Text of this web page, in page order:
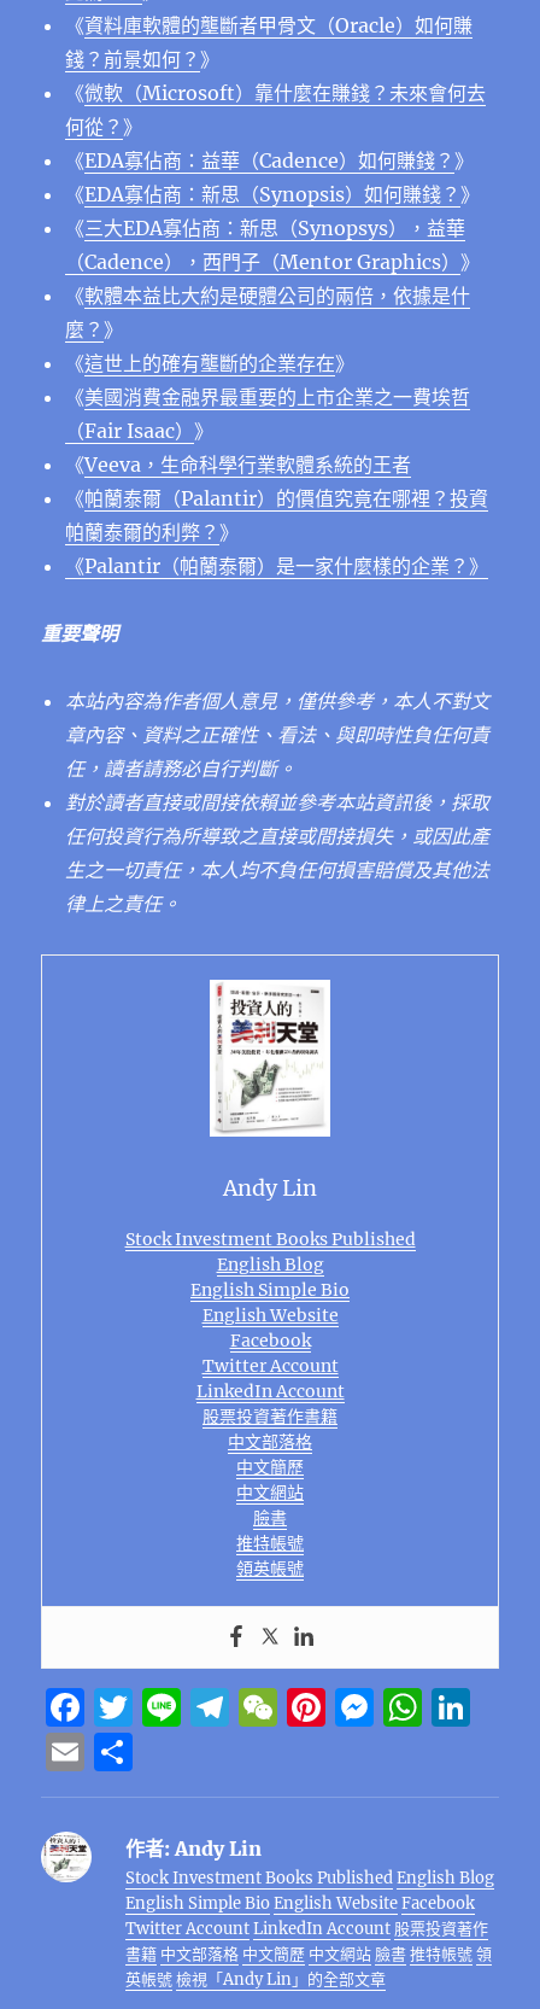
《資料庫軟體的壟斷者甲骨文（Oracle）如何賺
錢？前景如何？》
《微軟（Microsoft）靠什麼在賺錢？未來會何去
何從？》
《EDA寡佔商：益華（Cadence）如何賺錢？》
《EDA寡佔商：新思（Synopsis）如何賺錢？》
《三大EDA寡佔商：新思（Synopsys），益華
（Cadence），⻄⾨⼦（Mentor Graphics）》
《軟體本益比大約是硬體公司的兩倍，依據是什
麼？》
《這世上的確有壟斷的企業存在》
《美國消費金融界最重要的上市企業之一費埃哲
（Fair Isaac）》
《Veeva，生命科學行業軟體系統的王者
《帕蘭泰爾（Palantir）的價值究竟在哪裡？投資
帕蘭泰爾的利弊？》
《Palantir（帕蘭泰爾）是一家什麼樣的企業？》
重要聲明
本站內容為作者個人意見，僅供參考，本人不對文
章內容、資料之正確性、看法、與即時性負任何責
任，讀者請務必自行判斷。
對於讀者直接或間接依賴並參考本站資訊後，採取
任何投資行為所導致之直接或間接損失，或因此產
生之一切責任，本人均不負任何損害賠償及其他法
律上之責任。
Andy Lin
Stock Investment Books Published
English Blog
English Simple Bio
English Website
Facebook
Twitter Account
LinkedIn Account
股票投資著作書籍
中文部落格
中文簡歷
中文網站
臉書
推特帳號
領英帳號
F
a
c
b
T
it
r
Li
e
T
e
r
a
m
W
C
at
Pi
te
st
M
ss
n
g
er
W
at
A
p
p
k
d
I
n
E
m
ai
l
享
作者:Andy Lin
Stock Investment Books Published English Blog
English Simple Bio English Website Facebook
Twitter Account LinkedIn Account 股票投資著作
書籍 中文部落格 中文簡歷 中文網站 臉書 推特帳號 領
英帳號 檢視「Andy Lin」的全部文章